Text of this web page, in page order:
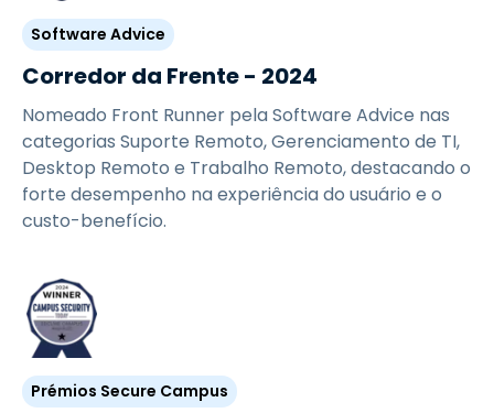
Software Advice
Corredor da Frente - 2024
Nomeado Front Runner pela Software Advice nas
categorias Suporte Remoto, Gerenciamento de TI,
Desktop Remoto e Trabalho Remoto, destacando o
forte desempenho na experiência do usuário e o
custo-benefício.
Prémios Secure Campus